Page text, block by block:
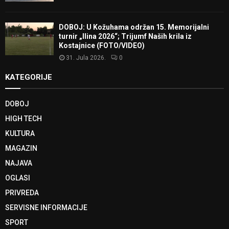
DOBOJ: U Kožuhama održan 15. Memorijalni
turnir „Ilina 2026“; Trijumf Naših krila iz
Kostajnice (FOTO/VIDEO)
31. Jula 2026. 0
KATEGORIJE
DOBOJ
HIGH TECH
KULTURA
MAGAZIN
NAJAVA
OGLASI
PRIVREDA
SERVISNE INFORMACIJE
SPORT